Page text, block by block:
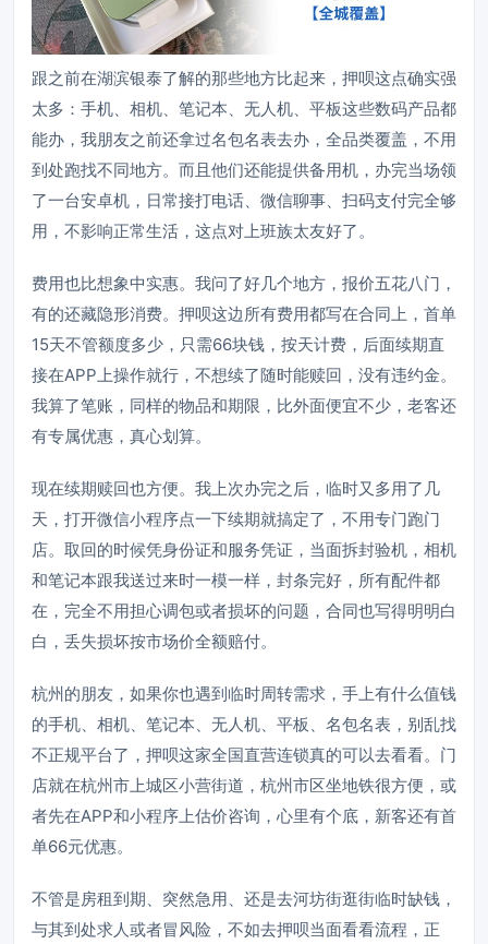
跟之前在湖滨银泰了解的那些地方比起来，押呗这点确实强
太多：手机、相机、笔记本、无人机、平板这些数码产品都
能办，我朋友之前还拿过名包名表去办，全品类覆盖，不用
到处跑找不同地方。而且他们还能提供备用机，办完当场领
了一台安卓机，日常接打电话、微信聊事、扫码支付完全够
用，不影响正常生活，这点对上班族太友好了。
费用也比想象中实惠。我问了好几个地方，报价五花八门，
有的还藏隐形消费。押呗这边所有费用都写在合同上，首单
15天不管额度多少，只需66块钱，按天计费，后面续期直
接在APP上操作就行，不想续了随时能赎回，没有违约金。
我算了笔账，同样的物品和期限，比外面便宜不少，老客还
有专属优惠，真心划算。
现在续期赎回也方便。我上次办完之后，临时又多用了几
天，打开微信小程序点一下续期就搞定了，不用专门跑门
店。取回的时候凭身份证和服务凭证，当面拆封验机，相机
和笔记本跟我送过来时一模一样，封条完好，所有配件都
在，完全不用担心调包或者损坏的问题，合同也写得明明白
白，丢失损坏按市场价全额赔付。
杭州的朋友，如果你也遇到临时周转需求，手上有什么值钱
的手机、相机、笔记本、无人机、平板、名包名表，别乱找
不正规平台了，押呗这家全国直营连锁真的可以去看看。门
店就在杭州市上城区小营街道，杭州市区坐地铁很方便，或
者先在APP和小程序上估价咨询，心里有个底，新客还有首
单66元优惠。
不管是房租到期、突然急用、还是去河坊街逛街临时缺钱，
与其到处求人或者冒风险，不如去押呗当面看看流程，正